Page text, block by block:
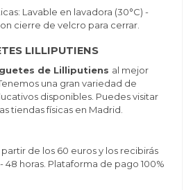
Lavable en lavadora (30°C) -
cierre de velcro para cerrar.
LILLIPUTIENS
de Lilliputiens al mejor
una gran variedad de
disponibles. Puedes visitar
tiendas físicas en Madrid.
de los 60 euros y los recibirás
48 horas. Plataforma de pago 100%